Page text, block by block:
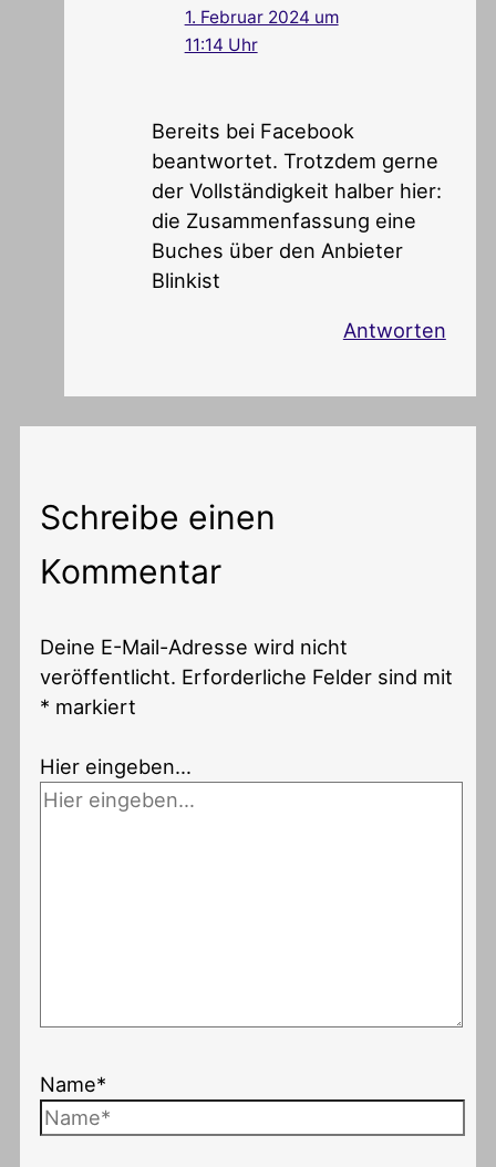
1. Februar 2024 um
11:14 Uhr
Bereits bei Facebook
beantwortet. Trotzdem gerne
der Vollständigkeit halber hier:
die Zusammenfassung eine
Buches über den Anbieter
Blinkist
Antworten
Schreibe einen
Kommentar
Deine E-Mail-Adresse wird nicht
veröffentlicht. Erforderliche Felder sind mit
* markiert
Hier eingeben…
Name*